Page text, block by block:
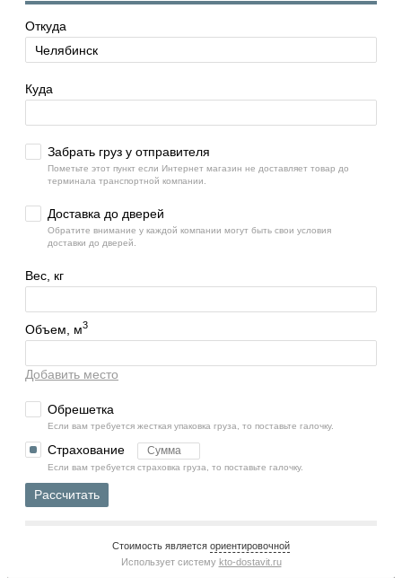
Откуда
Куда
Забрать груз у отправителя
Пометьте этот пункт если Интернет магазин не доставляет товар до
терминала транспортной компании.
Доставка до дверей
Обратите внимание у каждой компании могут быть свои условия
доставки до дверей.
Вес, кг
Объем, м3
Добавить место
Обрешетка
Если вам требуется жесткая упаковка груза, то поставьте галочку.
Страхование
Если вам требуется страховка груза, то поставьте галочку.
Рассчитать
Стоимость является ориентировочной
Использует систему kto-dostavit.ru